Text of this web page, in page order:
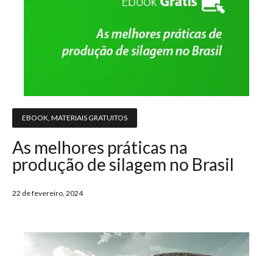
EBOOK, MATERIAIS GRATUITOS
As melhores práticas na
produção de silagem no Brasil
22 de fevereiro, 2024